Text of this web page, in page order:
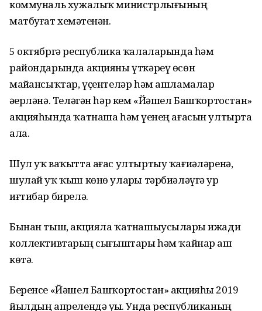
коммуналь хужалыҡ министрлығының
матбуғат хеҙмәтенән.
5 октябргә республика ҡалаларында һәм
райондарында акцияны үткәреү өсөн
майҙансыҡтар, үҫентеләр һәм ашламалар
әҙерләнә. Теләгән һәр кем «Йәшел Башҡортостан»
акцияһында ҡатнаша һәм үҙенең ағасын ултырта
ала.
Шул уҡ ваҡытта ағас ултыртыу ҡағиҙәләренә,
шулай уҡ ҡыш көнө уларҙы тәрбиәләүгә ҙур
иғтибар бирелә.
Бынан тыш, акцияла ҡатнашыусыларҙы ижади
коллективтарҙың сығыштары һәм ҡайнар аш
көтә.
Беренсе «Йәшел Башҡортостан» акцияһы 2019
йылдың апрелендә уҙҙы. Унда республиканың